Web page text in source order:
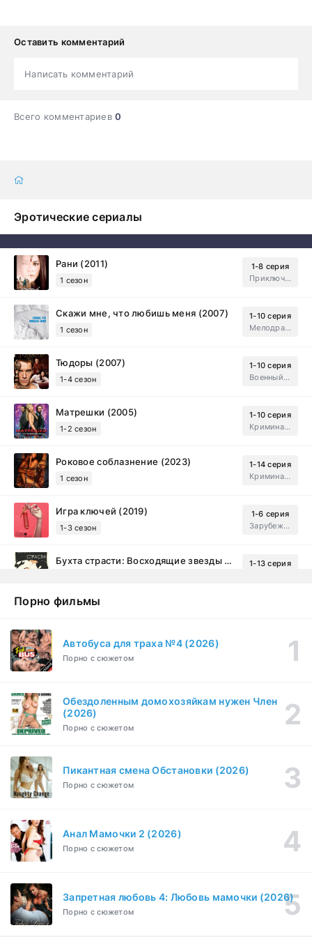
Оставить комментарий
Написать комментарий
Всего комментариев0
Эротические сериалы
Рани (2011)
1 сезон
1-8 серия
Приключения, Зарубежный, Мелодрама
Скажи мне, что любишь меня (2007)
1 сезон
1-10 серия
Мелодрама, Драма
Тюдоры (2007)
1-4 сезон
1-10 серия
Военный, Исторический, Зарубежный, Мелодрама, Драма
Матрешки (2005)
1-2 сезон
1-10 серия
Криминал, Драма
Роковое соблазнение (2023)
1 сезон
1-14 серия
Криминал, Мистический, Триллер, Драма
Игра ключей (2019)
1-3 сезон
1-6 серия
Зарубежный, Мелодрама, Драма
Бухта страсти: Восходящие звезды (2000)
1-13 серия
Эйфория (2019)
Бисексуалка (2018)
Сутенёры (2023)
1 сезон
1-6 серия
Порно фильмы
Автобуса для траха №4 (2026)
Порно с сюжетом
Обездоленным домохозяйкам нужен Член
(2026)
Порно с сюжетом
Пикантная смена Обстановки (2026)
Порно с сюжетом
Анал Мамочки 2 (2026)
Порно с сюжетом
Запретная любовь 4: Любовь мамочки (2026)
Порно с сюжетом